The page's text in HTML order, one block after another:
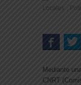
Locales
Mediante
CNRT